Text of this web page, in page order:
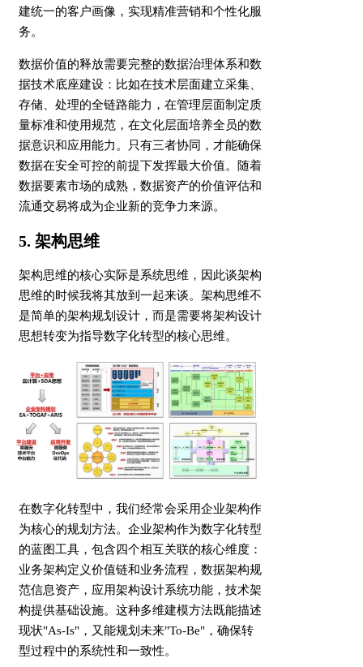
建统一的客户画像，实现精准营销和个性化服
务。
数据价值的释放需要完整的数据治理体系和数
据技术底座建设：比如在技术层面建立采集、
存储、处理的全链路能力，在管理层面制定质
量标准和使用规范，在文化层面培养全员的数
据意识和应用能力。只有三者协同，才能确保
数据在安全可控的前提下发挥最大价值。随着
数据要素市场的成熟，数据资产的价值评估和
流通交易将成为企业新的竞争力来源。
5. 架构思维
架构思维的核心实际是系统思维，因此谈架构
思维的时候我将其放到一起来谈。架构思维不
是简单的架构规划设计，而是需要将架构设计
思想转变为指导数字化转型的核心思维。
在数字化转型中，我们经常会采用企业架构作
为核心的规划方法。企业架构作为数字化转型
的蓝图工具，包含四个相互关联的核心维度：
业务架构定义价值链和业务流程，数据架构规
范信息资产，应用架构设计系统功能，技术架
构提供基础设施。这种多维建模方法既能描述
现状"As-Is"，又能规划未来"To-Be"，确保转
型过程中的系统性和一致性。